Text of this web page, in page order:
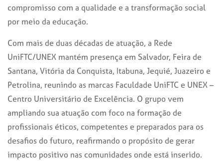
compromisso com a qualidade e a transformação social
por meio da educação.
Com mais de duas décadas de atuação, a Rede
UniFTC/UNEX mantém presença em Salvador, Feira de
Santana, Vitória da Conquista, Itabuna, Jequié, Juazeiro e
Petrolina, reunindo as marcas Faculdade UniFTC e UNEX –
Centro Universitário de Excelência. O grupo vem
ampliando sua atuação com foco na formação de
profissionais éticos, competentes e preparados para os
desafios do futuro, reafirmando o propósito de gerar
impacto positivo nas comunidades onde está inserido.